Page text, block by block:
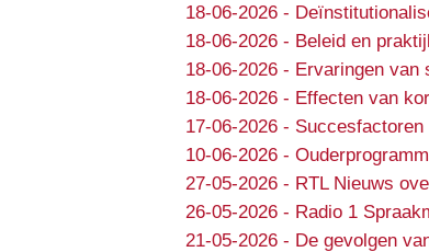
18-06-2026-
18-06-2026- Beleid en
18-06-2026- Ervaringen van
18-06-2026- Effecten van
17-06-2026- Succesfactoren
10-06-2026-
27-05-2026- RTL Nieuws
26-05-2026- Radio 1
21-05-2026- De gevolgen